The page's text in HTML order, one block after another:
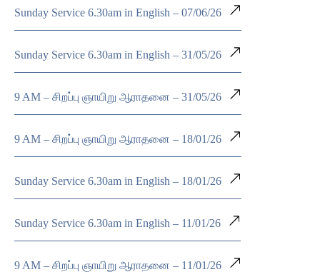
Sunday Service 6.30am in English – 07/06/26
Sunday Service 6.30am in English – 31/05/26
9 AM – சிறப்பு ஞாயிறு ஆராதனை – 31/05/26
9 AM – சிறப்பு ஞாயிறு ஆராதனை – 18/01/26
Sunday Service 6.30am in English – 18/01/26
Sunday Service 6.30am in English – 11/01/26
9 AM – சிறப்பு ஞாயிறு ஆராதனை – 11/01/26